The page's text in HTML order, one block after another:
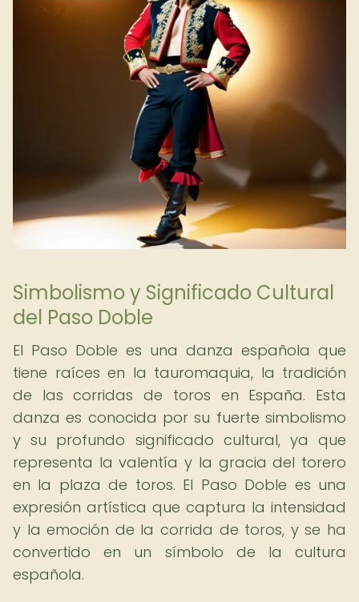
Simbolismo y Significado Cultural
del Paso Doble
El Paso Doble es una danza española que
tiene raíces en la tauromaquia, la tradición
de las corridas de toros en España. Esta
danza es conocida por su fuerte simbolismo
y su profundo significado cultural, ya que
representa la valentía y la gracia del torero
en la plaza de toros. El Paso Doble es una
expresión artística que captura la intensidad
y la emoción de la corrida de toros, y se ha
convertido en un símbolo de la cultura
española.